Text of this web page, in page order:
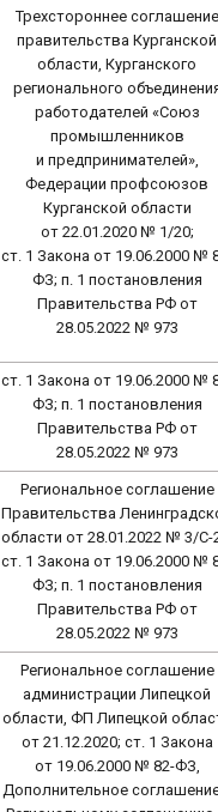
Трехстороннее соглашение
правительства Курганской
области, Курганского
регионального
работодателей «Союз
промышленников
и предпринимателей»,
Федерации профсоюзов
Курганской области
от 22.01.2020 № 1/20;
ст. 1 Закона от 19.06.2000 №
ФЗ; п. 1 постановления
Правительства РФ от
28.05.2022 № 973
ст. 1 Закона от 19.06.2000 №
ФЗ; п. 1 постановления
Правительства РФ от
28.05.2022 № 973
Региональное соглашение
Правительства
области от 28.01.2022 № 3/С-
ст. 1 Закона от 19.06.2000 №
ФЗ; п. 1 постановления
Правительства РФ от
28.05.2022 № 973
Региональное соглашение
администрации Липецкой
области, ФП Липецкой
от 21.12.2020; ст. 1 Закона
от 19.06.2000 № 82-ФЗ,
Дополнительное